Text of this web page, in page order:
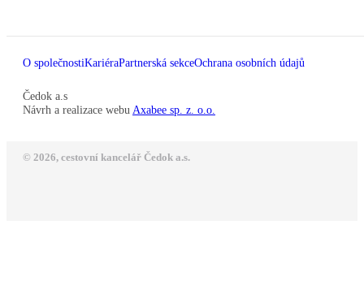
O společnostiKariéraPartnerská sekceOchrana osobních údajů
Čedok a.s
Návrh a realizace webu Axabee sp. z. o.o.
© 2026, cestovní kancelář Čedok a.s.